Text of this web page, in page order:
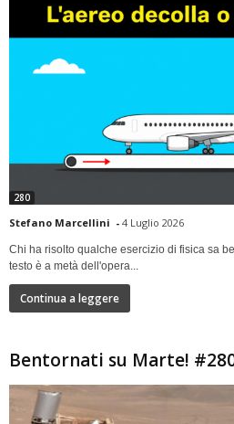
280
Stefano Marcellini - 4 Luglio 2026
Chi ha risolto qualche esercizio di fisica sa
testo è a metà dell'opera...
Continua a leggere
Bentornati su Marte!